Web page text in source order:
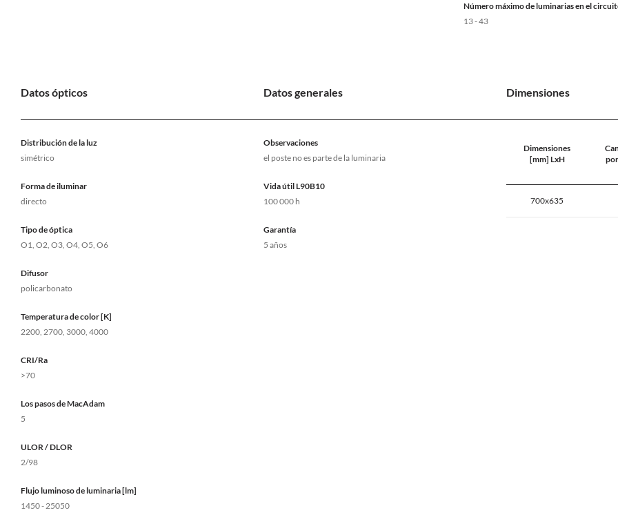
Número máximo de luminarias en el
13 - 43
Datos ópticos
Distribución de la luz
simétrico
Forma de iluminar
directo
Tipo de óptica
O1, O2, O3, O4, O5, O6
Difusor
policarbonato
Temperatura de color [K]
2200, 2700, 3000, 4000
CRI/Ra
>70
Los pasos de MacAdam
5
ULOR / DLOR
2/98
Flujo luminoso de luminaria [lm]
1450 - 25050
Datos generales
Observaciones
el poste no es parte de la luminaria
Vida útil L90B10
100 000 h
Garantía
5 años
Dimensiones
Dimensiones
[mm] LxH
700x635